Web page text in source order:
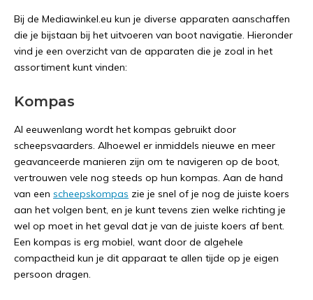
Bij de Mediawinkel.eu kun je diverse apparaten aanschaffen
die je bijstaan bij het uitvoeren van boot navigatie. Hieronder
vind je een overzicht van de apparaten die je zoal in het
assortiment kunt vinden:
Kompas
Al eeuwenlang wordt het kompas gebruikt door
scheepsvaarders. Alhoewel er inmiddels nieuwe en meer
geavanceerde manieren zijn om te navigeren op de boot,
vertrouwen vele nog steeds op hun kompas. Aan de hand
van een scheepskompas zie je snel of je nog de juiste koers
aan het volgen bent, en je kunt tevens zien welke richting je
wel op moet in het geval dat je van de juiste koers af bent.
Een kompas is erg mobiel, want door de algehele
compactheid kun je dit apparaat te allen tijde op je eigen
persoon dragen.